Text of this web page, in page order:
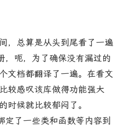
总算是从头到尾看了一遍
，呃，为了确保没有漏过的
文档都翻译了一遍。在看文
较感叹该库做得功能强大
时候就比较郁闷了。
了一些类和函数等内容到